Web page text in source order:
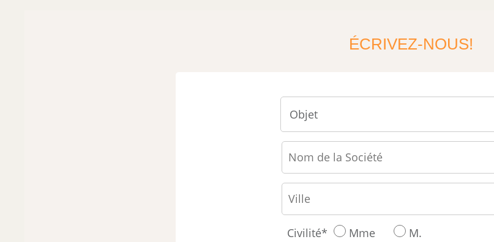
ÉCRIVEZ-NOUS!
Civilité* Mme M.